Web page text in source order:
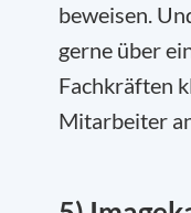
beweisen.
gerne über
Fachkräften
Mitarbeiter